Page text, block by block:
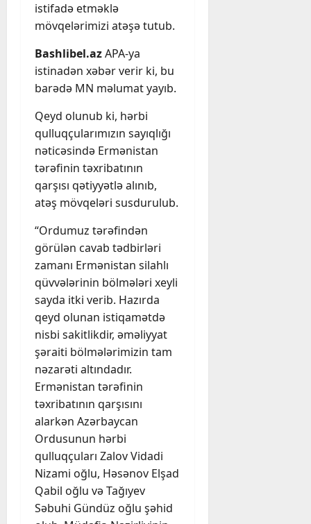
istifadə etməklə
mövqelərimizi atəşə tutub.
Bashlibel.azAPA-ya
istinadən xəbər verir ki, bu
barədə MN məlumat yayıb.
Qeyd olunub ki, hərbi
qulluqçularımızın sayıqlığı
nəticəsində Ermənistan
tərəfinin təxribatının
qarşısı qətiyyətlə alınıb,
atəş mövqeləri susdurulub.
“Ordumuz tərəfindən
görülən cavab tədbirləri
zamanı Ermənistan silahlı
qüvvələrinin bölmələri xeyli
sayda itki verib. Hazırda
qeyd olunan istiqamətdə
nisbi sakitlikdir, əməliyyat
şəraiti bölmələrimizin tam
nəzarəti altındadır.
Ermənistan tərəfinin
təxribatının qarşısını
alarkən Azərbaycan
Ordusunun hərbi
qulluqçuları Zalov Vidadi
Nizami oğlu, Həsənov Elşad
Qabil oğlu və Tağıyev
Səbuhi Gündüz oğlu şəhid